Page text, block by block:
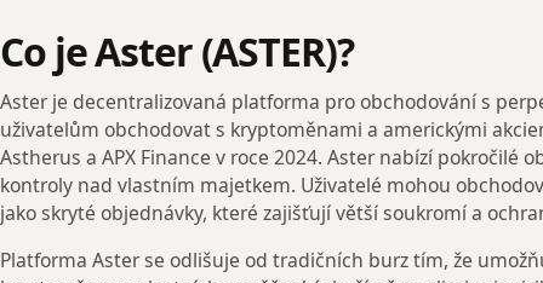
Co je Aster (ASTER)?
Aster je decentralizovaná platforma pro obchodování s
uživatelům obchodovat s kryptoměnami a americkými
Astherus a APX Finance v roce 2024. Aster nabízí pokročilé
kontroly nad vlastním majetkem. Uživatelé mohou
jako skryté objednávky, které zajišťují větší soukromí a
Platforma Aster se odlišuje od tradičních burz tím, že